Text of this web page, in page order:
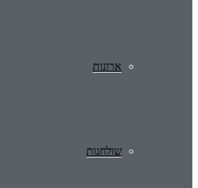
ארונות
שולחנות